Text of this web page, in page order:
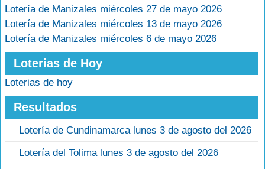
Lotería de Manizales miércoles 27 de mayo 2026
Lotería de Manizales miércoles 13 de mayo 2026
Lotería de Manizales miércoles 6 de mayo 2026
Loterias de Hoy
Loterias de hoy
Resultados
Lotería de Cundinamarca lunes 3 de agosto del 2026
Lotería del Tolima lunes 3 de agosto del 2026